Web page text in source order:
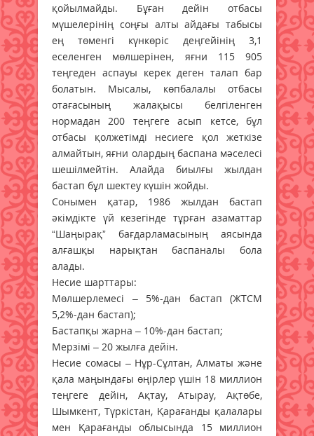
қойылмайды. Бұған дейін отбасы
мүшелерінің соңғы алты айдағы табысы
ең төменгі күнкөріс деңгейінің 3,1
еселенген мөлшерінен, яғни 115 905
теңгеден аспауы керек деген талап бар
болатын. Мысалы, көпбалалы отбасы
отағасының жалақысы белгіленген
нормадан 200 теңгеге асып кетсе, бұл
отбасы қолжетімді несиеге қол жеткізе
алмайтын, яғни олардың баспана мәселесі
шешілмейтін. Алайда биылғы жылдан
бастап бұл шектеу күшін жойды.
Сонымен қатар, 1986 жылдан бастап
әкімдікте үй кезегінде тұрған азаматтар
“Шаңырақ” бағдарламасының аясында
алғашқы нарықтан баспаналы бола
алады.
Несие шарттары:
Мөлшерлемесі – 5%-дан бастап (ЖТСМ
5,2%-дан бастап);
Бастапқы жарна – 10%-дан бастап;
Мерзімі – 20 жылға дейін.
Несие сомасы – Нұр-Сұлтан, Алматы және
қала маңындағы өңірлер үшін 18 миллион
теңгеге дейін, Ақтау, Атырау, Ақтөбе,
Шымкент, Түркістан, Қарағанды қалалары
мен Қарағанды облысында 15 миллион